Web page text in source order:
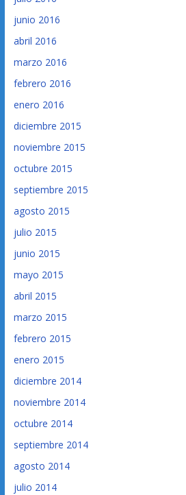
junio 2016
abril 2016
marzo 2016
febrero 2016
enero 2016
diciembre 2015
noviembre 2015
octubre 2015
septiembre 2015
agosto 2015
julio 2015
junio 2015
mayo 2015
abril 2015
marzo 2015
febrero 2015
enero 2015
diciembre 2014
noviembre 2014
octubre 2014
septiembre 2014
agosto 2014
julio 2014